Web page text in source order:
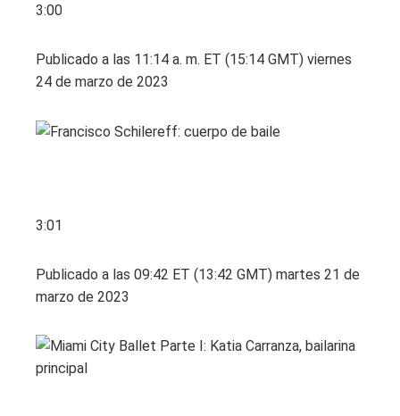
3:00
Publicado a las 11:14 a. m. ET (15:14 GMT) viernes
24 de marzo de 2023
3:01
Publicado a las 09:42 ET (13:42 GMT) martes 21 de
marzo de 2023